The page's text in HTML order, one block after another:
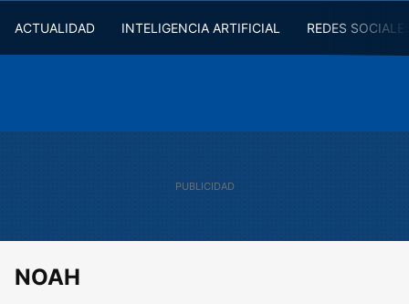
ACTUALIDAD INTELIGENCIA ARTIFICIAL REDES
NOAH